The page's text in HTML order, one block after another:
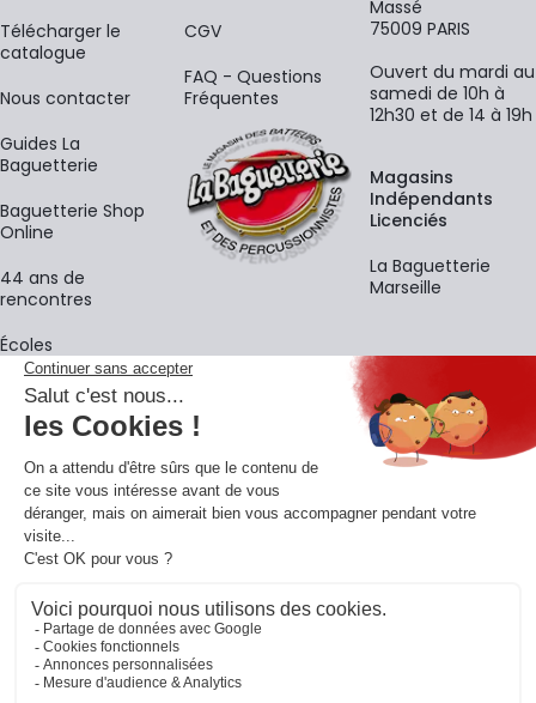
​Télécharger le
catalogue
Nous contacter
Guides La
Baguetterie
Baguetterie Shop
Online
44 ans de
rencontres
Écoles
CGV
FAQ - Questions
Fréquentes
Massé
75009 PARIS
Ouvert du mardi au
samedi de 10h à
12h30 et de 14 à 19h
Magasins
Indépendants
Licenciés
La Baguetterie
Marseille
La newsletter
Adresse e-mail
En vous inscrivant à notre newsletter, vous acceptez notre
confidentialité.
Retrouvons-nous sur